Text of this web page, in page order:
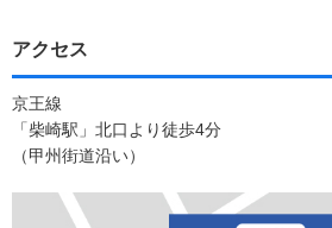
アクセス
京王線
「柴崎駅」北口より徒歩4分
（甲州街道沿い）